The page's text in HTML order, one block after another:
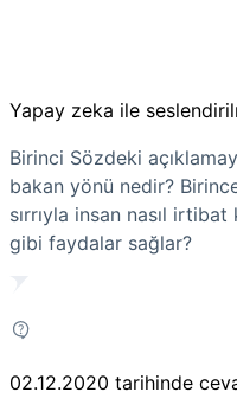
Yapay zeka ile
Birinci Sözdeki
bakan yönü nedir?
sırrıyla insan nasıl
gibi faydalar sağlar?
02.12.2020 tarihinde